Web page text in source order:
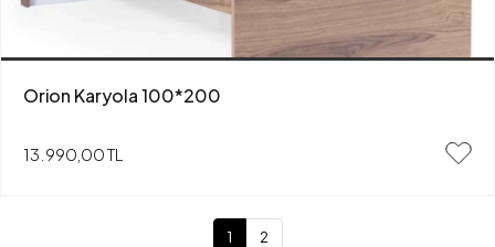
Orion Karyola 100*200
13.990,00 TL
1 2